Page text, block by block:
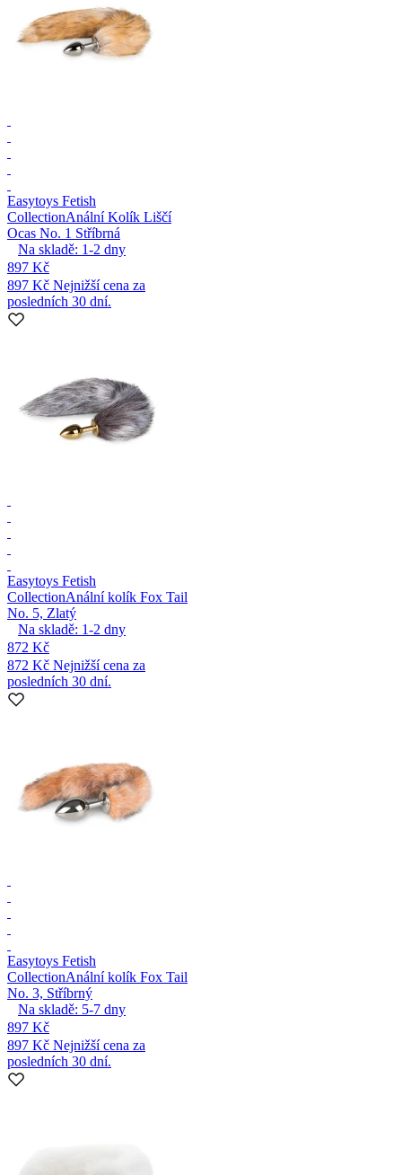
Easytoys Fetish
CollectionAnální Kolík Liščí
Ocas No. 1 Stříbrná
Na skladě: 1-2 dny
897 Kč
897 Kč Nejnižší cena za
posledních 30 dní.
Easytoys Fetish
CollectionAnální kolík Fox Tail
No. 5, Zlatý
Na skladě: 1-2 dny
872 Kč
872 Kč Nejnižší cena za
posledních 30 dní.
Easytoys Fetish
CollectionAnální kolík Fox Tail
No. 3, Stříbrný
Na skladě: 5-7 dny
897 Kč
897 Kč Nejnižší cena za
posledních 30 dní.